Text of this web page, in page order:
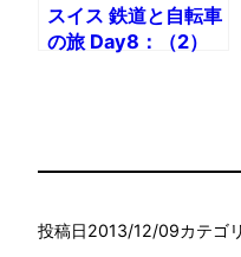
スイス 鉄道と自転車
の旅 Day8：（2）
投稿日2013/12/09カテゴ